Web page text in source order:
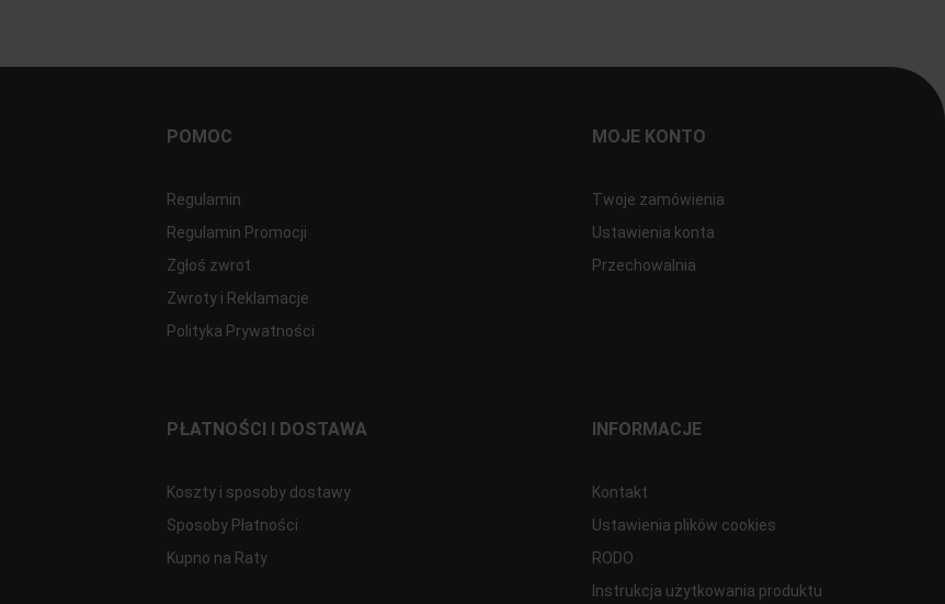
POMOC
Regulamin
Regulamin Promocji
Zgłoś zwrot
Zwroty i Reklamacje
Polityka Prywatności
MOJE KONTO
Twoje zamówienia
Ustawienia konta
Przechowalnia
PŁATNOŚCI I DOSTAWA
Koszty i sposoby dostawy
Sposoby Płatności
Kupno na Raty
INFORMACJE
Kontakt
Ustawienia plików cookies
RODO
Instrukcja użytkowania produktu